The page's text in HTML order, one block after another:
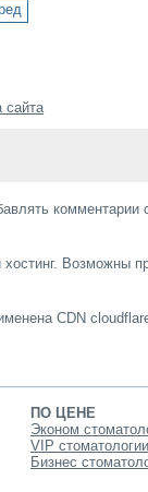
сайта
комментарии
Возможны
CDN
ПО ЦЕНЕ
Эконом
VIP стоматологии
Бизнес